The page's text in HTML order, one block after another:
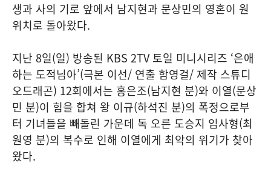
생과 사의 기로 앞에서 남지현과 문상민의 영혼이 원
위치로 돌아왔다.
지난 8일(일) 방송된 KBS 2TV 토일 미니시리즈 ‘은애
하는 도적님아’(극본 이선/ 연출 함영걸/ 제작 스튜디
오드래곤) 12회에서는 홍은조(남지현 분)와 이열(문상
민 분)이 힘을 합쳐 왕 이규(하석진 분)의 폭정으로부
터 기녀들을 빼돌린 가운데 독 오른 도승지 임사형(최
원영 분)의 복수로 인해 이열에게 최악의 위기가 찾아
왔다.